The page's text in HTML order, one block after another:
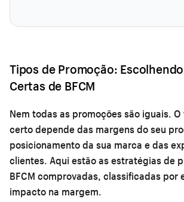
Tipos de Promoção:
Certas de BFCM
Nem todas as promoções são iguais.
certo depende das margens do seu
posicionamento da sua marca e das
clientes. Aqui estão as estratégias de
BFCM comprovadas, classificadas por
impacto na margem.